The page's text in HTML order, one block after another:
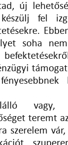
új
fel
soha
vagy,
teremt
szerelem